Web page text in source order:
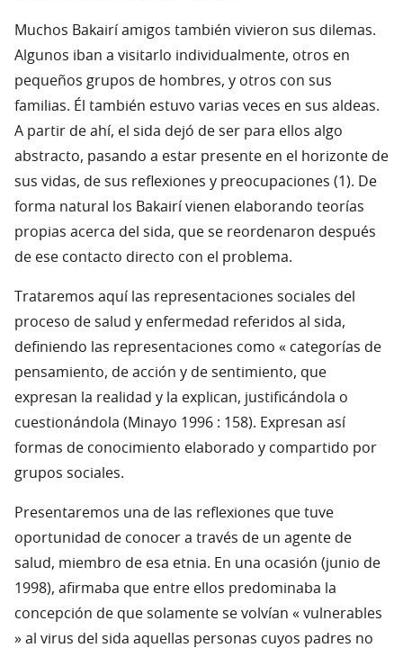
Muchos Bakairí amigos también vivieron sus dilemas.
Algunos iban a visitarlo individualmente, otros en
pequeños grupos de hombres, y otros con sus
familias. Él también estuvo varias veces en sus aldeas.
A partir de ahí, el sida dejó de ser para ellos algo
abstracto, pasando a estar presente en el horizonte de
sus vidas, de sus reflexiones y preocupaciones (1). De
forma natural los Bakairí vienen elaborando teorías
propias acerca del sida, que se reordenaron después
de ese contacto directo con el problema.
Trataremos aquí las representaciones sociales del
proceso de salud y enfermedad referidos al sida,
definiendo las representaciones como « categorías de
pensamiento, de acción y de sentimiento, que
expresan la realidad y la explican, justificándola o
cuestionándola (Minayo 1996 : 158). Expresan así
formas de conocimiento elaborado y compartido por
grupos sociales.
Presentaremos una de las reflexiones que tuve
oportunidad de conocer a través de un agente de
salud, miembro de esa etnia. En una ocasión (junio de
1998), afirmaba que entre ellos predominaba la
concepción de que solamente se volvían « vulnerables
» al virus del sida aquellas personas cuyos padres no